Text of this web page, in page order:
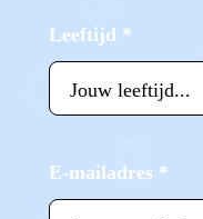
Leeftijd *
E-mailadres *